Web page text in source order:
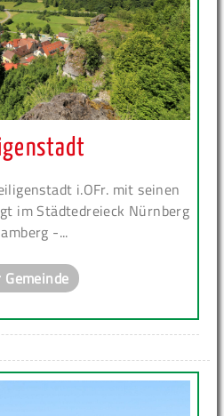
i.OFr. mit seinen
im Städtedreieck Nürnberg
-...
Gemeinde